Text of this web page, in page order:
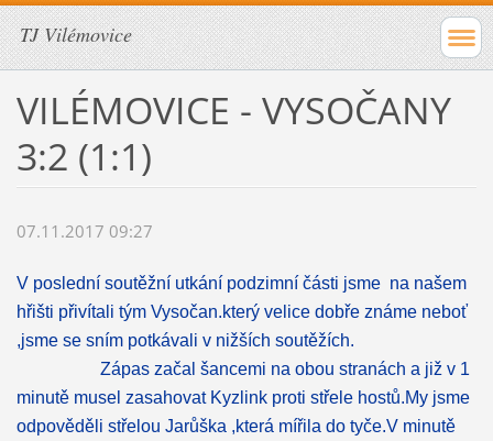
TJ Vilémovice
VILÉMOVICE - VYSOČANY
3:2 (1:1)
07.11.2017 09:27
V poslední soutěžní utkání podzimní části jsme na našem
hřišti přivítali tým Vysočan.který velice dobře známe neboť
,jsme se sním potkávali v nižších soutěžích.
Zápas začal šancemi na obou stranách a již v 1
minutě musel zasahovat Kyzlink proti střele hostů.My jsme
odpověděli střelou Jarůška ,která mířila do tyče.V minutě